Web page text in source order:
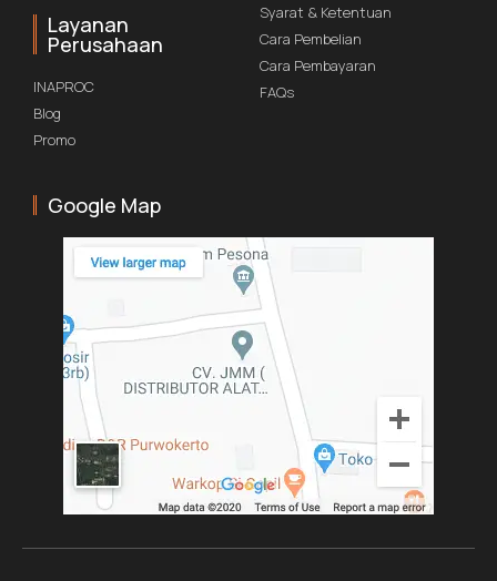
Layanan
Perusahaan
INAPROC
Blog
Promo
Syarat & Ketentuan
Cara Pembelian
Cara Pembayaran
FAQs
Google Map